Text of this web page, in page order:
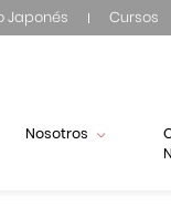
Japonés Cursos
Nosotros